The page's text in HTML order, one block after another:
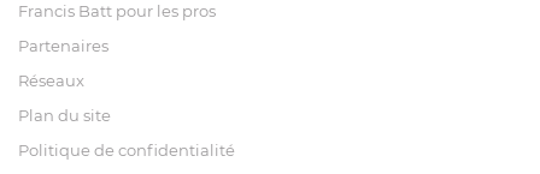
Francis Batt pour les pros
Partenaires
Réseaux
Plan du site
Politique de confidentialité